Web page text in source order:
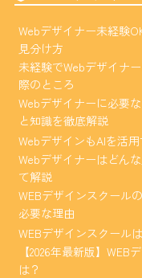
Webデザイナー未経験
見分け方
未経験でWebデザイナ
際のところ
Webデザイナーに必要
と知識を徹底解説
WebデザインもAIを活
Webデザイナーはどん
て解説
WEBデザインスクール
必要な理由
WEBデザインスクール
【2026年最新版】
は？